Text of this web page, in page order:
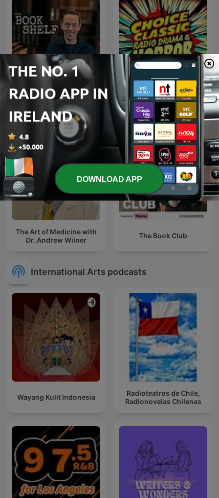
The Bookshelf with Ryan
Tubridy
Choice Classic Radio
Drama & Horror | Old Time
Radio
The Art of Medicine with
Dr. Andrew Wilner
The Book Club
International Arts podcasts
Wayang Kulit Indonesia
Radioteatros de Chile,
Radionovelas Chilenas
DOWNLOAD APP